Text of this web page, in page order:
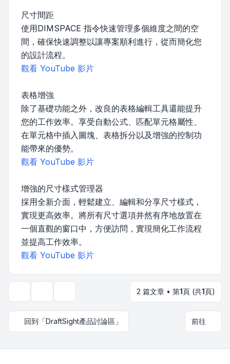
尺寸間距
使用DIMSPACE 指令快速管理多個維度之間的空
間，確保快速調整以讓專案順利進行，從而簡化您
的設計流程。
觀看 YouTube 影片
表格增強
除了基礎功能之外，改良的表格編輯工具還能提升
您的工作效率。享受自動公式、匹配單元格屬性、
在單元格中插入圖塊、表格拆分以及增強的控制功
能帶來的優勢。
觀看 YouTube 影片
增強的尺寸樣式管理器
採用全新介面，輕鬆建立、編輯和分享尺寸樣式，
實現更高效率。將所有尺寸選項井然有序地放置在
一個直觀的窗口中，方便訪問，實現簡化工作流程
並提高工作效率。
觀看 YouTube 影片
2 篇文章 • 第1頁 (共1頁)
回到「DraftSight產品討論區」 前往